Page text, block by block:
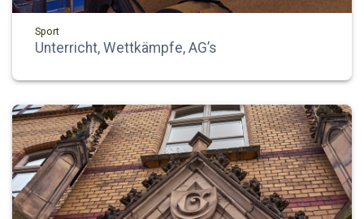
Sport
Unterricht, Wettkämpfe, AG’s